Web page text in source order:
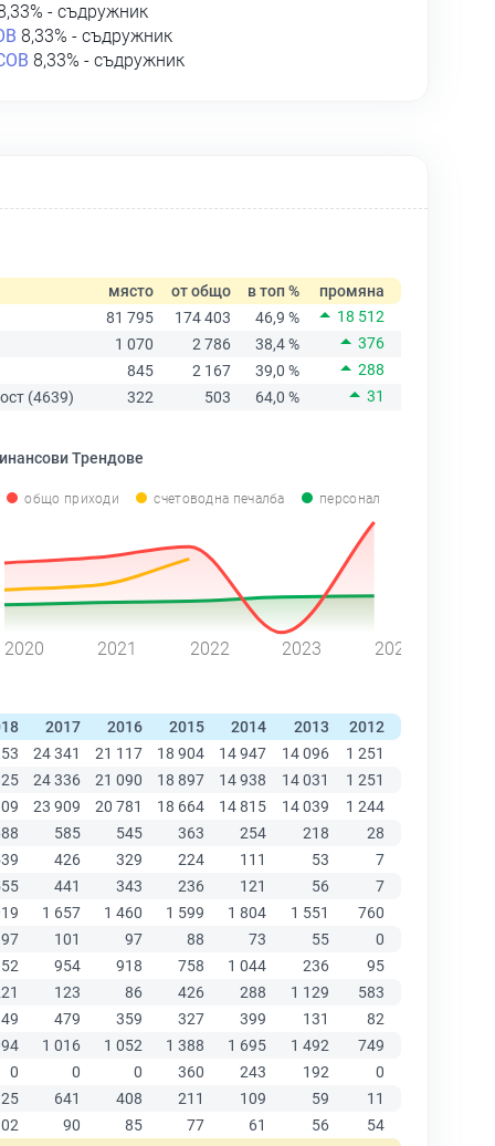
- съдружник
8,33% - съдружник
8,33% - съдружник
място от общо в топ %
промяна
81 795
174 403 46,9 %
18 512
1 070
2 786 38,4 %
376
845
2 167 39,0 %
288
(4639)
322 503 64,0 % 31
Трендове
общо приходи счетоводна печалба персонал
2020 2021 2022 2023 2024
2017 2016 2015 2014 2013 2012